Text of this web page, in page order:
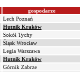
gospodarze
Lech Poznań
Hutnik Kraków
Sokół Tychy
Śląsk Wrocław
Legia Warszawa
Hutnik Kraków
Górnik Zabrze